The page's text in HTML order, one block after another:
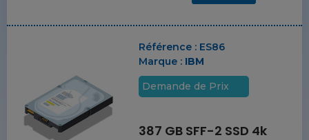
Référence : ES86
Marque : IBM
Demande de Prix
387 GB SFF-2 SSD 4k